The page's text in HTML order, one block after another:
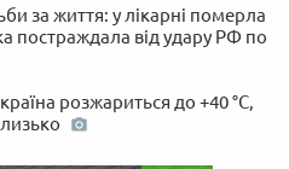
за життя: у лікарні померла
постраждала від удару РФ по
розжариться до +40 °C,